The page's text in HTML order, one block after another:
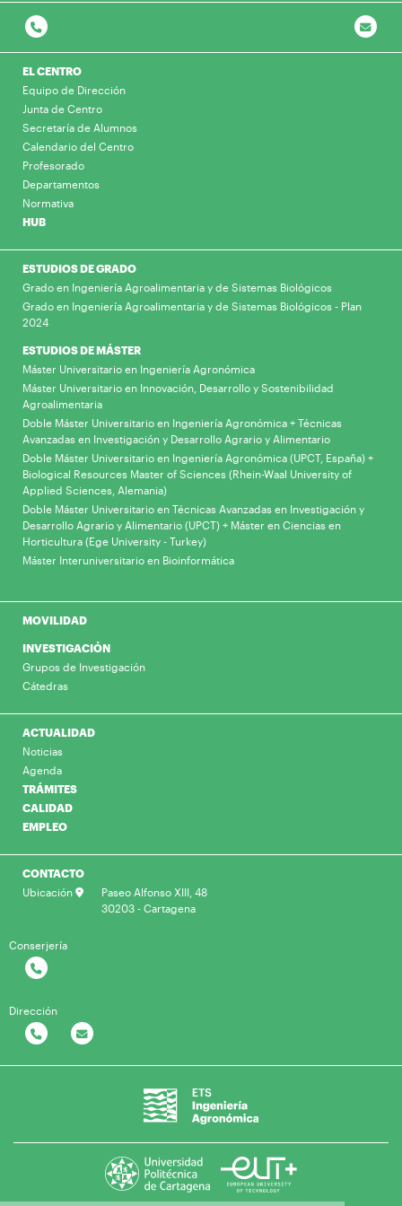
EL CENTRO
Equipo de Dirección
Junta de Centro
Secretaría de Alumnos
Calendario del Centro
Profesorado
Departamentos
Normativa
HUB
ESTUDIOS DE GRADO
Grado en Ingeniería Agroalimentaria y de Sistemas Biológicos
Grado en Ingeniería Agroalimentaria y de Sistemas Biológicos - Plan
2024
ESTUDIOS DE MÁSTER
Máster Universitario en Ingeniería Agronómica
Máster Universitario en Innovación, Desarrollo y Sostenibilidad
Agroalimentaria
Doble Máster Universitario en Ingeniería Agronómica + Técnicas
Avanzadas en Investigación y Desarrollo Agrario y Alimentario
Doble Máster Universitario en Ingeniería Agronómica (UPCT, España) +
Biological Resources Master of Sciences (Rhein-Waal University of
Applied Sciences, Alemania)
Doble Máster Universitario en Técnicas Avanzadas en Investigación y
Desarrollo Agrario y Alimentario (UPCT) + Máster en Ciencias en
Horticultura (Ege University - Turkey)
Máster Interuniversitario en Bioinformática
MOVILIDAD
INVESTIGACIÓN
Grupos de Investigación
Cátedras
ACTUALIDAD
Noticias
Agenda
TRÁMITES
CALIDAD
EMPLEO
CONTACTO
Ubicación
Paseo Alfonso XIII, 48
30203 - Cartagena
Conserjería
Dirección